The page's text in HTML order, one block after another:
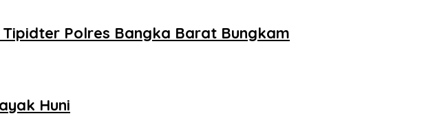
Polres Bangka Barat Bungkam
Huni